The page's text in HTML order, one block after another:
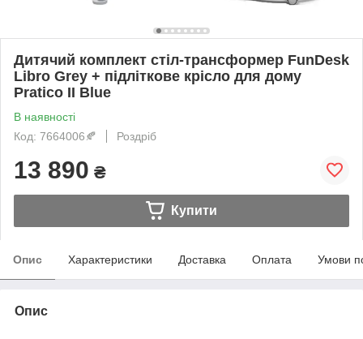
Дитячий комплект стіл-трансформер FunDesk
Libro Grey + підліткове крісло для дому
Pratico II Blue
В наявності
Код: 7664006🍂
Роздріб
13 890 ₴
Купити
Опис Характеристики Доставка Оплата Умови
Опис